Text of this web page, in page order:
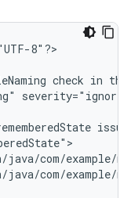
8"?>
check in
severity="ignore"
issue
java/com/example/
java/com/example/